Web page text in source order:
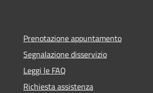
Prenotazione appuntamento
Segnalazione disservizio
Leggi le FAQ
Richiesta assistenza